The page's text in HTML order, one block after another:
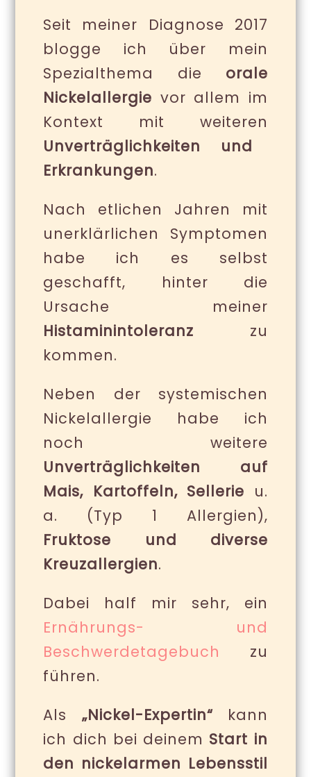
Seit meiner Diagnose 2017
blogge ich über mein
Spezialthema die orale
Nickelallergie vor allem im
Kontext mit weiteren
Unverträglichkeiten und
Erkrankungen.
Nach etlichen Jahren mit
unerklärlichen Symptomen
habe ich es selbst
geschafft, hinter die
Ursache meiner
Histaminintoleranz zu
kommen.
Neben der systemischen
Nickelallergie habe ich
noch weitere
Unverträglichkeiten auf
Mais, Kartoffeln, Sellerie u.
a. (Typ 1 Allergien),
Fruktose und diverse
Kreuzallergien.
Dabei half mir sehr, ein
Ernährungs- und
Beschwerdetagebuch
zu
führen.
Als „Nickel-Expertin“kann
ich dich bei deinem Start in
den nickelarmen Lebensstil